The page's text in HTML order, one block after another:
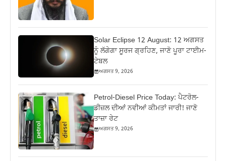
Solar Eclipse 12 August: 12 ਅਗਸਤ
ਨੂੰ ਲੱਗੇਗਾ ਸੂਰਜ ਗ੍ਰਹਿਣ, ਜਾਣੋ ਪੂਰਾ ਟਾਈਮ-
ਟੇਬਲ
ਅਗਸਤ 9, 2026
Petrol-Diesel Price Today: ਪੈਟਰੋਲ-
ਡੀਜ਼ਲ ਦੀਆਂ ਨਵੀਆਂ ਕੀਮਤਾਂ ਜਾਰੀ! ਜਾਣੋ
ਤਾਜ਼ਾ ਰੇਟ
ਅਗਸਤ 9, 2026